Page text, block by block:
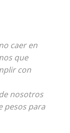
caer en
que
con
nosotros
pesos para